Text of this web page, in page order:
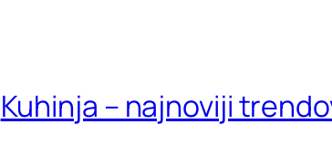
Kuhinja – najnoviji